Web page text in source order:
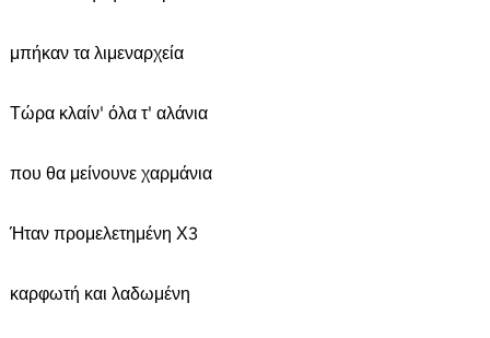
μπήκαν τα λιμεναρχεία
Τώρα κλαίν' όλα τ' αλάνια
που θα μείνουνε χαρμάνια
Ήταν προμελετημένη Χ3
καρφωτή και λαδωμένη